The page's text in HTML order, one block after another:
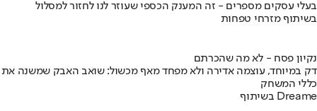
בעלי עסקים מספרים - זה המענק הכספי שעוזר לנו לחזור למסלול
בשיתוף מזרחי טפחות
נקיון פסח - לא מה שהכרתם
דק במיוחד, עוצמה אדירה ולא מפחד מאף מכשול: שואב האבק שמשנה את
כללי המשחק
בשיתוף Dreame